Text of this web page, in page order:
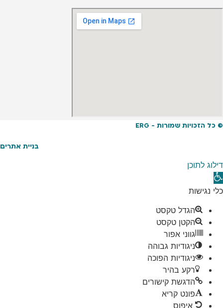
© כל הזכויות שמורות - ERG
בניית אתרים
דילוג לתוכן
פתח
סרגל
נגישות
כלי נגישות
הגדל טקסט
הקטן טקסט
גווני אפור
ניגודיות גבוהה
ניגודיות הפוכה
רקע בהיר
הדגשת קישורים
פונט קריא
איפוס